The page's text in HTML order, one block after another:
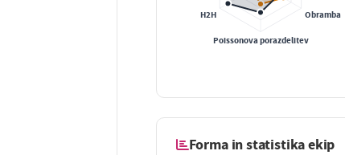
Forma in statistika ekip